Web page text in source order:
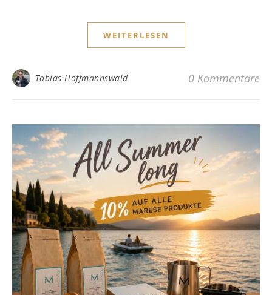
WEITERLESEN
Tobias Hoffmannswald 0 Kommentare